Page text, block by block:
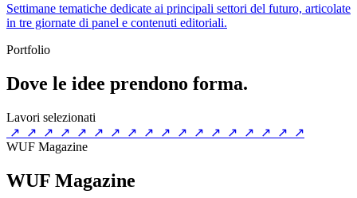
Settimane tematiche dedicate ai principali settori del futuro, articolate
in tre giornate di panel e contenuti editoriali.
Portfolio
Dove le idee prendono forma.
Lavori selezionati
↗
↗ ↗ ↗ ↗ ↗ ↗ ↗ ↗ ↗ ↗ ↗ ↗ ↗ ↗ ↗ ↗
↗
WUF Magazine
WUF Magazine